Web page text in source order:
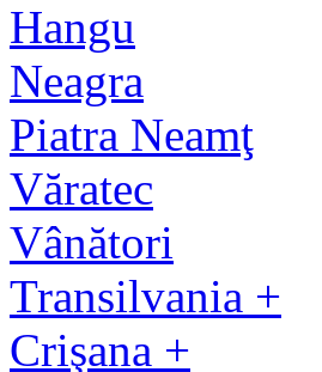
Hangu
Neagra
Piatra Neamţ
Văratec
Vânători
Transilvania +
Crişana +